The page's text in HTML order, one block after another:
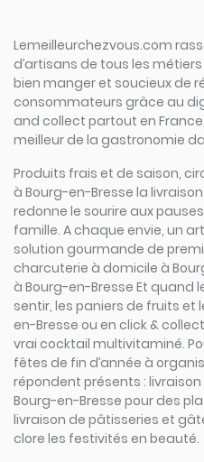
Lemeilleurchezvous.com
d’artisans de tous les
bien manger et soucieux de
consommateurs grâce au
and collect partout en
meilleur de la gastronomie
Produits frais et de saison,
à Bourg-en-Bresse la
redonne le sourire aux
famille. A chaque envie, un
solution gourmande de
charcuterie à domicile à
à Bourg-en-Bresse Et quand
sentir, les paniers de fruits
en-Bresse ou en click &
vrai cocktail multivitaminé.
fêtes de fin d’année à
répondent présents :
Bourg-en-Bresse pour des
livraison de pâtisseries et
clore les festivités en beauté.